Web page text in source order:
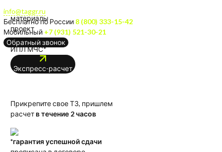
info@taggr.ru
Бесплатно по России 8 (800) 333-15-42
Мобильный +7 (931) 521-30-21
Обратный звонок
материалы
проект
нанесение
ИПЛ МЧС*
Экспресс-расчет
Прикрепите свое ТЗ, пришлем
расчет в течение 2 часов
*гарантия успешной сдачи